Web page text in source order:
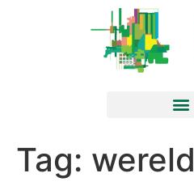
Tag: wereld